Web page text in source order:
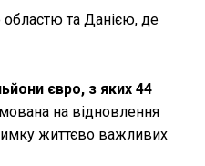
областю та Данією, де
євро, з яких 44
на відновлення
життєво важливих